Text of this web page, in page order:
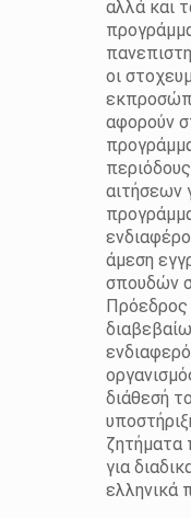
αλλά και
οι
αφορούν
αιτήσεων
άμεση
σπουδών
Πρόεδρος
διάθεσή
ζητήματα
για
ελληνικά